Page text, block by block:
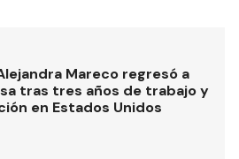
Mareco regresó a
tras tres años de trabajo y
en Estados Unidos